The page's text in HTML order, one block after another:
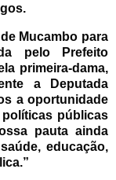
Mucambo para
pelo Prefeito
primeira-dama,
a Deputada
a oportunidade
públicas
pauta ainda
educação,